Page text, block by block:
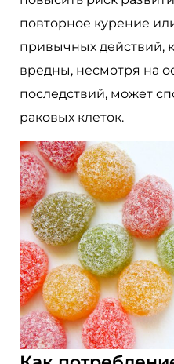
повторное курение
привычных действий,
вредны, несмотря на
последствий, может
раковых клеток.